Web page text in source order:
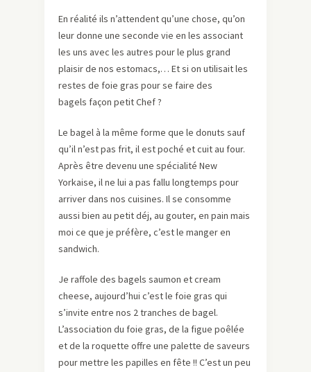
En réalité ils n’attendent qu’une chose, qu’on
leur donne une seconde vie en les associant
les uns avec les autres pour le plus grand
plaisir de nos estomacs,… Et si on utilisait les
restes de foie gras pour se faire des
bagels façon petit Chef ?
Le bagel à la même forme que le donuts sauf
qu’il n’est pas frit, il est poché et cuit au four.
Après être devenu une spécialité New
Yorkaise, il ne lui a pas fallu longtemps pour
arriver dans nos cuisines. Il se consomme
aussi bien au petit déj, au gouter, en pain mais
moi ce que je préfère, c’est le manger en
sandwich.
Je raffole des bagels saumon et cream
cheese, aujourd’hui c’est le foie gras qui
s’invite entre nos 2 tranches de bagel.
L’association du foie gras, de la figue poêlée
et de la roquette offre une palette de saveurs
pour mettre les papilles en fête !! C’est un peu